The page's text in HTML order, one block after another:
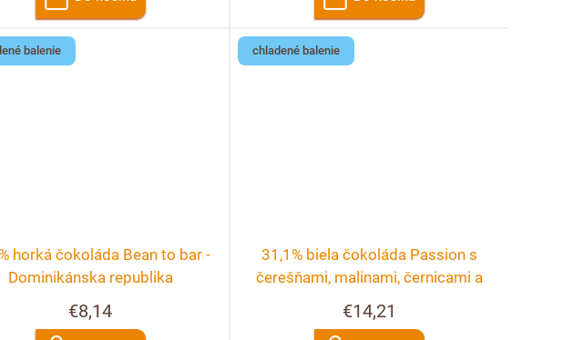
balenie
horká čokoláda Bean to bar -
Dominikánska republika
€8,14
chladené balenie
31,1% biela čokoláda Passion s
čerešňami, malinami, černicami a
ružou
€14,21